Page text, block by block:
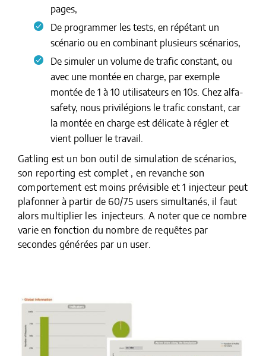
pages,
De programmer les tests, en répétant un
scénario ou en combinant plusieurs scénarios,
De simuler un volume de trafic constant, ou
avec une montée en charge, par exemple
montée de 1 à 10 utilisateurs en 10s. Chez alfa-
safety, nous privilégions le trafic constant, car
la montée en charge est délicate à régler et
vient polluer le travail.
Gatling est un bon outil de simulation de scénarios,
son reporting est complet , en revanche son
comportement est moins prévisible et 1 injecteur peut
plafonner à partir de 60/75 users simultanés, il faut
alors multiplier les injecteurs. A noter que ce nombre
varie en fonction du nombre de requêtes par
secondes générées par un user.